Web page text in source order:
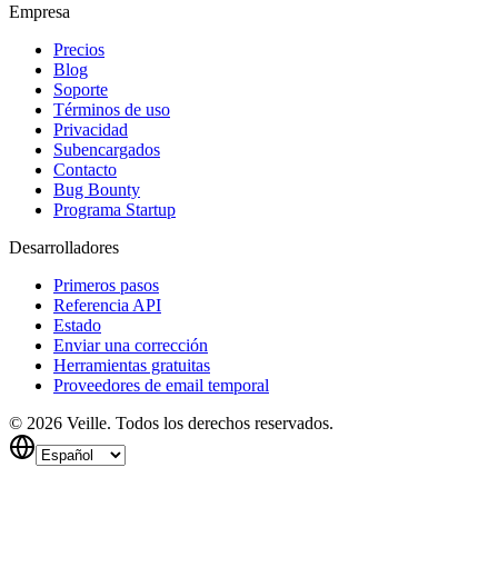
Empresa
Precios
Blog
Soporte
Términos de uso
Privacidad
Subencargados
Contacto
Bug Bounty
Programa Startup
Desarrolladores
Primeros pasos
Referencia API
Estado
Enviar una corrección
Herramientas gratuitas
Proveedores de email temporal
© 2026 Veille. Todos los derechos reservados.